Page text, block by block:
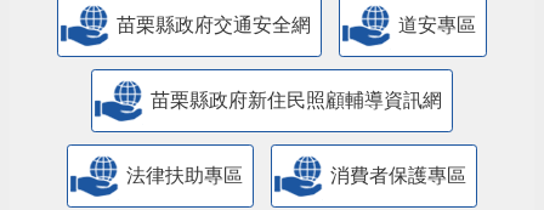
苗栗縣政府交通安全網 道安專區
苗栗縣政府新住民照顧輔導資訊網
法律扶助專區 消費者保護專區